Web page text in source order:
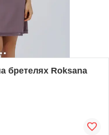
бретелях Roksana